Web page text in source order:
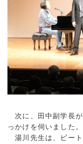
次に、田中副学長が
っかけを伺いました。
湯川先生は、ビート